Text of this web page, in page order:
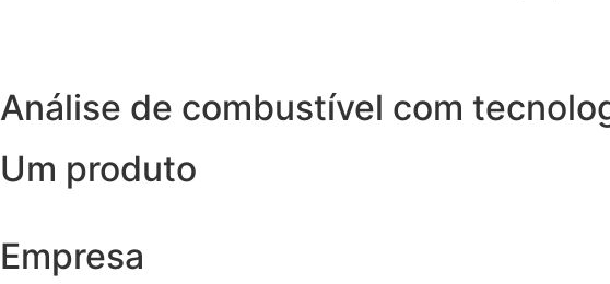
Análise de combustível com
Um produto
Empresa